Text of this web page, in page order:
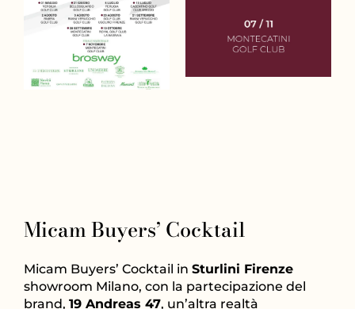
Micam Buyers’ Cocktail
Micam Buyers’ Cocktail in Sturlini Firenze
showroom Milano, con la partecipazione del
brand, 19 Andreas 47, un’altra realtà